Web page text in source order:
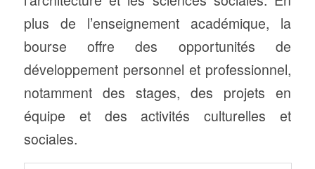
plus de l’enseignement académique, la
bourse offre des opportunités de
développement personnel et professionnel,
notamment des stages, des projets en
équipe et des activités culturelles et
sociales.